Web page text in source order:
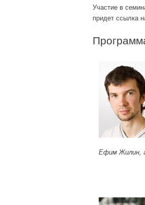
Участие в
придет ссылка
Ефим Жилин,